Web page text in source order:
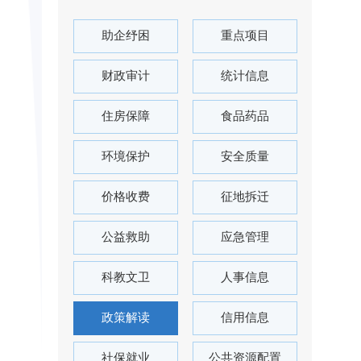
助企纾困 重点项目
财政审计 统计信息
住房保障 食品药品
环境保护 安全质量
价格收费 征地拆迁
公益救助 应急管理
科教文卫 人事信息
政策解读 信用信息
社保就业 公共资源配置